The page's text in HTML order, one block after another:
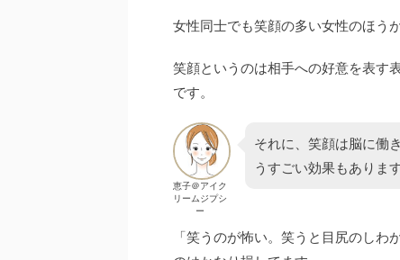
女性同士でも笑顔の多い女性のほう
笑顔というのは相手への好意を表す
です。
恵子＠アイク
リームジプシ
ー
それに、笑顔は脳に働き
うすごい効果もあります
「笑うのが怖い。笑うと目尻のし